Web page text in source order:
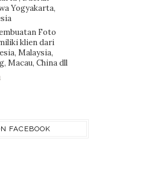
Yogyakarta,
Foto
klien dari
Malaysia,
Macau, China dll
FACEBOOK